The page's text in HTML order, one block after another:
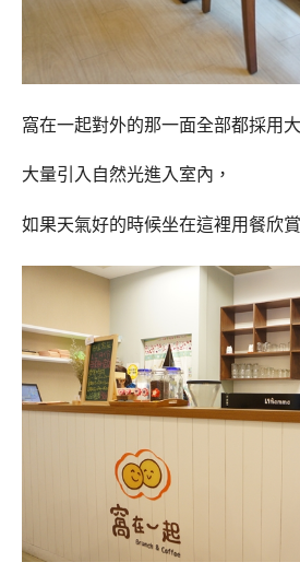
窩在一起對外的那一面全部都採用
大量引入自然光進入室內，
如果天氣好的時候坐在這裡用餐欣